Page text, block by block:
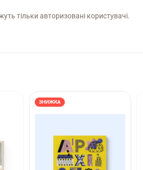
тільки авторизовані користувачі.
ЗНИЖКА